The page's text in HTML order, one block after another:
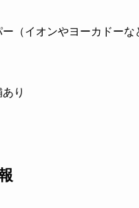
（イオンやヨーカドー
り